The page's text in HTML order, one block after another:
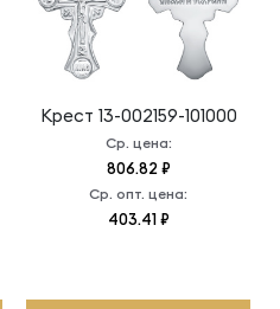
Крест 13-002159-101000
Ср. цена:
806.82 ₽
Ср. опт. цена:
403.41 ₽